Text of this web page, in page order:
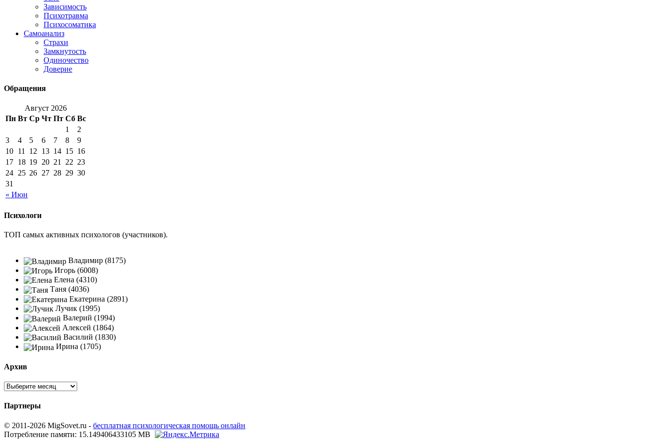
Зависимость
Психотравма
Психосоматика
Самоанализ
Страхи
Замкнутость
Одиночество
Доверие
Обращения
Август 2026
Пн Вт Ср Чт Пт Сб Вс
« Июн
1
2
3
4 5 6 7 8
9
10 11 12 13 14 15 16
17 18 19 20 21 22 23
24 25 26 27 28 29 30
31
Психологи
ТОП самых активных психологов (участников).
Владимир (8175)
Игорь (6008)
Елена (4310)
Таня (4036)
Екатерина (2891)
Лучик (1995)
Валерий (1994)
Алексей (1864)
Василий (1830)
Ирина (1705)
Архив
Партнеры
© 2011-2026 MigSovet.ru - бесплатная психологическая помощь онлайн
Потребление памяти: 15.149406433105 MB